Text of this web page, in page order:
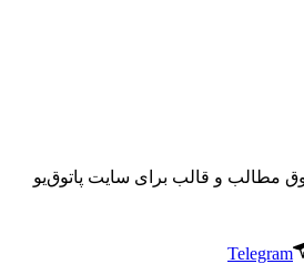
مطالب و قالب برای سایت پاتوق‌یو